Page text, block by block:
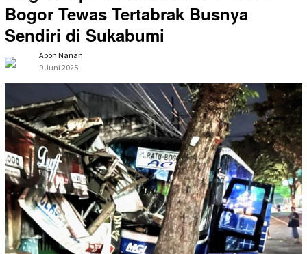
Bogor Tewas Tertabrak Busnya
Sendiri di Sukabumi
Apon Nanan
9 Juni 2025